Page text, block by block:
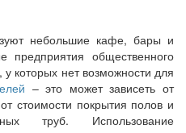
небольшие кафе, бары и
предприятия общественного
которых нет возможности для
– это может зависеть от
стоимости покрытия полов и
труб. Использование